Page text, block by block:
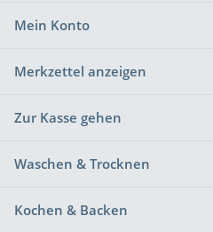
Mein Konto
Merkzettel anzeigen
Zur Kasse gehen
Waschen & Trocknen
Kochen & Backen